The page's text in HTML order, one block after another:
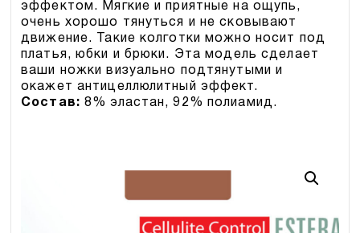
эффектом. Мягкие и приятные на ощупь,
очень хорошо тянуться и не сковывают
движение. Такие колготки можно носит под
платья, юбки и брюки. Эта модель сделает
ваши ножки визуально подтянутыми и
окажет антицеллюлитный эффект.
Состав: 8% эластан, 92% полиамид.